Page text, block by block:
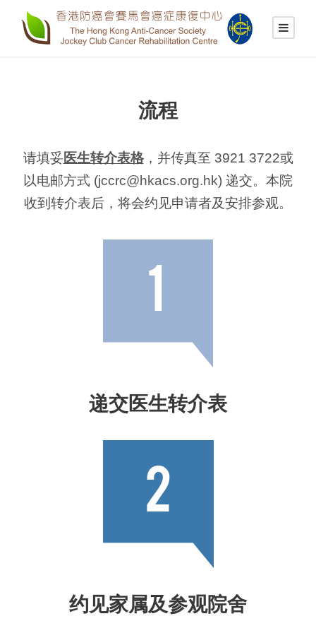
流程
请填妥医生转介表格，并传真至 3921 3722或
以电邮方式 (jccrc@hkacs.org.hk) 递交。本院
收到转介表后，将会约见申请者及安排参观。
递交医生转介表
约见家属及参观院舍